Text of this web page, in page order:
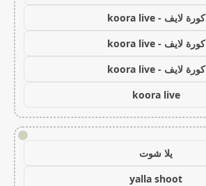
كورة لايف - koora live
كورة لايف - koora live
كورة لايف - koora live
koora live
!
يلا شوت
yalla shoot